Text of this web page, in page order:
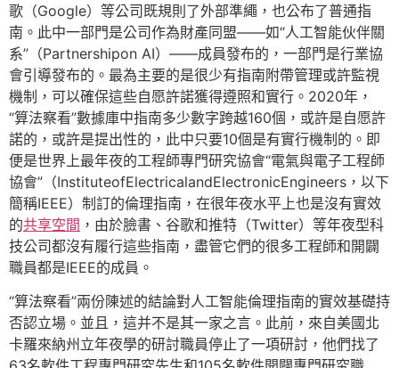
歌（Google）等公司既規則了外部準繩，也公布了普通指
南。此中一部門是公司作為財產同盟——如“人工智能伙伴關
系”（Partnershipon AI）——成員發布的，一部門是行業協
會引導發布的。最為主要的是很少有指南附帶管理或許監視
機制，可以確保這些自愿許諾獲得遵照和實行。2020年，
“算法察看”數據庫中指南多少數字跨越160個，或許是自愿許
諾的，或許是提出性的，此中只要10個是有實行機制的。即
便是世界上最年夜的工程師專門研究協會“電氣與電子工程師
協會”（InstituteofElectricalandElectronicEngineers，以下
簡稱IEEE）制訂的倫理指南，在很年夜水平上也是沒有實效
的共享空間 ，由於臉書、谷歌和推特（Twitter）等年夜型科
技公司都沒有履行這些指南，盡管它們的很多工程師和開闢
職員都是IEEE的成員。
“算法察看”兩份陳述的結論對人工智能倫理指南的實效基礎持
否認立場。並且，這并不是其一家之言。此前，來自美國北
卡羅來納州立年夜學的研討職員停止了一項研討，他們找了